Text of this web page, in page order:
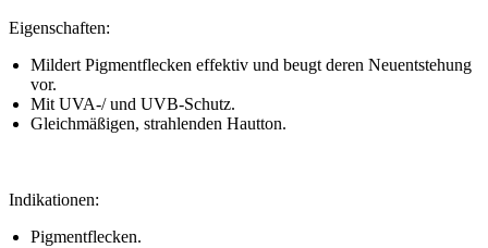
Eigenschaften:
Mildert Pigmentflecken effektiv und beugt deren Neuentstehung
vor.
Mit UVA-/ und UVB-Schutz.
Gleichmäßigen, strahlenden Hautton.
Indikationen:
Pigmentflecken.